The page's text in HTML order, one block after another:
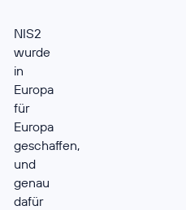
NIS2
wurde
in
Europa
für
Europa
geschaffen,
und
genau
dafür